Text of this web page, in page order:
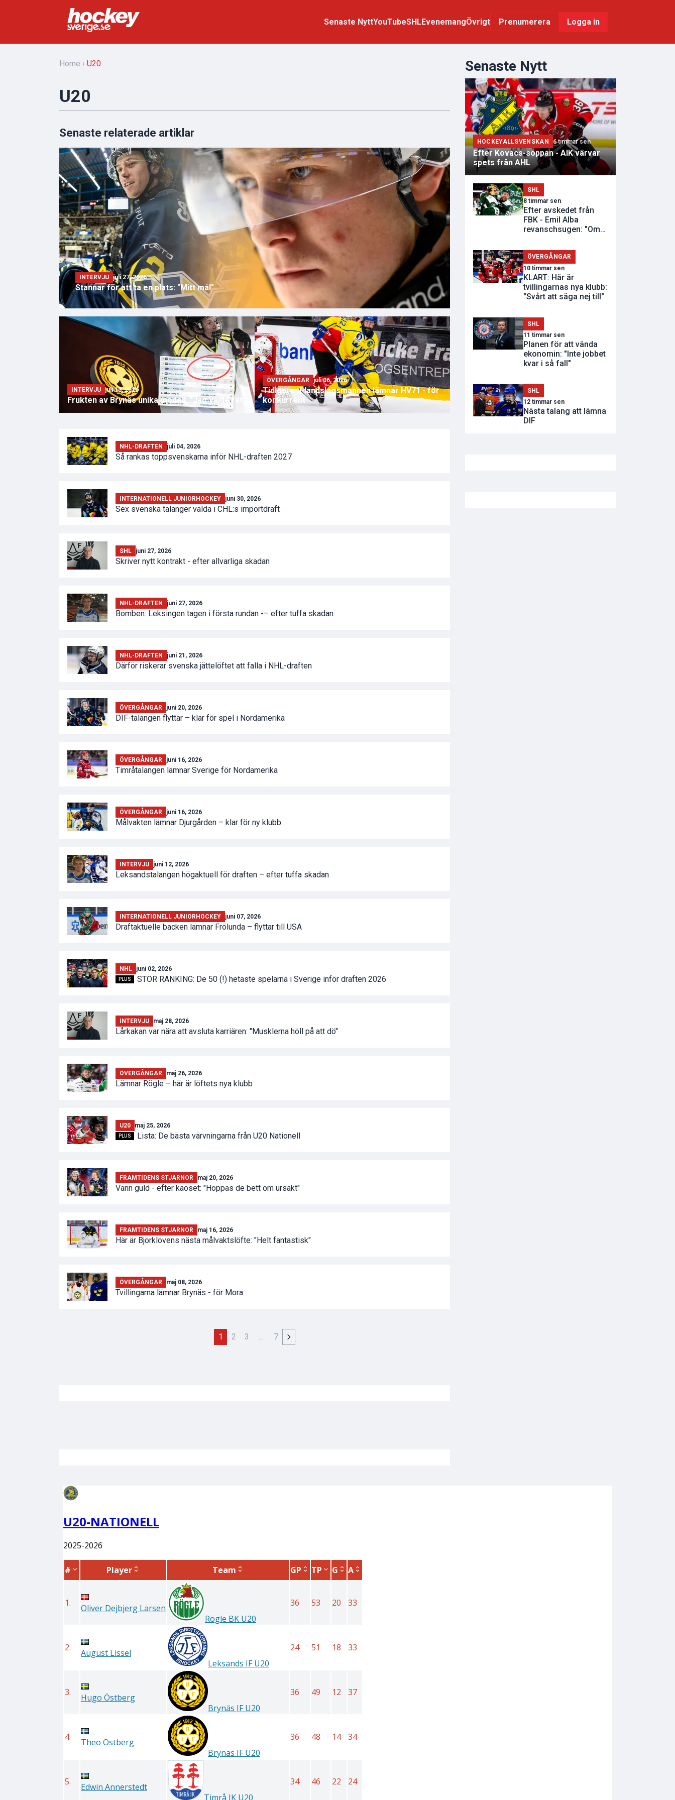
Senaste NyttYouTubeSHLEvenemangÖvrigt Prenumerera Logga in
Home U20
U20
Senaste relaterade artiklar
INTERVJU juli 27, 2026
Stannar för att ta en plats: "Mitt mål"
INTERVJU juli 13, 2026
Frukten av Brynäs unika modell: "Jag valde rätt"
ÖVERGÅNGAR juli 06, 2026
Tidigare J-landslagsmannen lämnar HV71 - för
konkurrent
NHL-DRAFTEN juli 04, 2026
Så rankas toppsvenskarna inför NHL-draften 2027
INTERNATIONELL JUNIORHOCKEY juni 30, 2026
Sex svenska talanger valda i CHL:s importdraft
SHL juni 27, 2026
Skriver nytt kontrakt - efter allvarliga skadan
NHL-DRAFTEN juni 27, 2026
Bomben: Leksingen tagen i första rundan -– efter tuffa skadan
NHL-DRAFTEN juni 21, 2026
Därför riskerar svenska jättelöftet att falla i NHL-draften
ÖVERGÅNGAR juni 20, 2026
DIF-talangen flyttar – klar för spel i Nordamerika
ÖVERGÅNGAR juni 16, 2026
Timråtalangen lämnar Sverige för Nordamerika
ÖVERGÅNGAR juni 16, 2026
Målvakten lämnar Djurgården – klar för ny klubb
INTERVJU juni 12, 2026
Leksandstalangen högaktuell för draften – efter tuffa skadan
INTERNATIONELL JUNIORHOCKEY juni 07, 2026
Draftaktuelle backen lämnar Frölunda – flyttar till USA
NHL juni 02, 2026
PLUS STOR RANKING: De 50 (!) hetaste spelarna i Sverige inför draften 2026
INTERVJU maj 28, 2026
Lårkakan var nära att avsluta karriären: "Musklerna höll på att dö"
ÖVERGÅNGAR maj 26, 2026
Lämnar Rögle – här är löftets nya klubb
U20 maj 25, 2026
PLUS Lista: De bästa värvningarna från U20 Nationell
FRAMTIDENS STJARNOR maj 20, 2026
Vann guld - efter kaoset: "Hoppas de bett om ursäkt"
FRAMTIDENS STJARNOR maj 16, 2026
Här är Björklövens nästa målvaktslöfte: "Helt fantastisk"
ÖVERGÅNGAR maj 08, 2026
Tvillingarna lämnar Brynäs - för Mora
1 2 3 … 7
Senaste Nytt
HOCKEYALLSVENSKAN 6 timmar sen
Efter Kovacs-soppan - AIK värvar
spets från AHL
SHL
8 timmar sen
Efter avskedet från
FBK - Emil Alba
revanschsugen: "Om
ÖVERGÅNGAR
10 timmar sen
KLART: Här är
tvillingarnas nya klubb:
"Svårt att säga nej till"
SHL
11 timmar sen
Planen för att vända
ekonomin: "Inte jobbet
kvar i så fall"
SHL
12 timmar sen
Nästa talang att lämna
DIF